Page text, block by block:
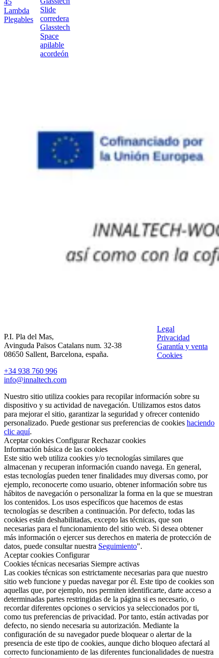
45
Lambda
Plegables
Slide
corredera
Glasstech
Space
apilable
acordeón
P.I. Pla del Mas,
Avinguda Països Catalans num. 32-38
08650 Sallent, Barcelona, españa.
+34 938 760 996
info@innaltech.com
Legal
Privacidad
Garantía y venta
Cookies
Nuestro sitio utiliza cookies para recopilar información sobre su
dispositivo y su actividad de navegación. Utilizamos estos datos
para mejorar el sitio, garantizar la seguridad y ofrecer contenido
personalizado. Puede gestionar sus preferencias de cookies haciendo
clic aquí.
Aceptar cookies Configurar Rechazar cookies
Información básica de las cookies
Este sitio web utiliza cookies y/o tecnologías similares que
almacenan y recuperan información cuando navega. En general,
estas tecnologías pueden tener finalidades muy diversas como, por
ejemplo, reconocerte como usuario, obtener información sobre tus
hábitos de navegación o personalizar la forma en la que se muestran
los contenidos. Los usos específicos que hacemos de estas
tecnologías se describen a continuación. Por defecto, todas las
cookies están deshabilitadas, excepto las técnicas, que son
necesarias para el funcionamiento del sitio web. Si desea obtener
más información o ejercer sus derechos en materia de protección de
datos, puede consultar nuestra Seguimiento".
Aceptar cookies Configurar
Cookies técnicas necesarias Siempre activas
Las cookies técnicas son estrictamente necesarias para que nuestro
sitio web funcione y puedas navegar por él. Este tipo de cookies son
aquellas que, por ejemplo, nos permiten identificarte, darte acceso a
determinadas partes restringidas de la página si es necesario, o
recordar diferentes opciones o servicios ya seleccionados por ti,
como tus preferencias de privacidad. Por tanto, están activadas por
defecto, no siendo necesaria su autorización. Mediante la
configuración de su navegador puede bloquear o alertar de la
presencia de este tipo de cookies, aunque dicho bloqueo afectará al
correcto funcionamiento de las diferentes funcionalidades de nuestra